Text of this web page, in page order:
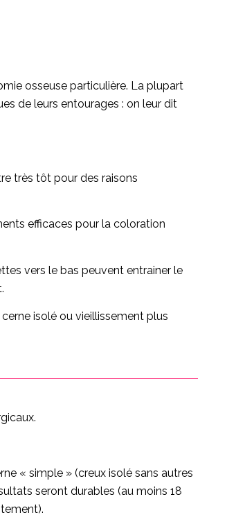
osseuse particulière. La plupart
de leurs entourages : on leur dit
très tôt pour des raisons
efficaces pour la coloration
vers le bas peuvent entrainer le
isolé ou vieillissement plus
« simple » (creux isolé sans autres
seront durables (au moins 18